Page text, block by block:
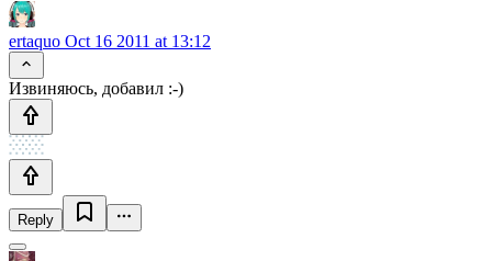
ertaquo Oct 16 2011 at 13:12
Извиняюсь, добавил :-)
Reply